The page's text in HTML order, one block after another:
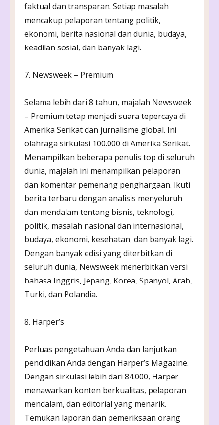
faktual dan transparan. Setiap masalah
mencakup pelaporan tentang politik,
ekonomi, berita nasional dan dunia, budaya,
keadilan sosial, dan banyak lagi.
7. Newsweek – Premium
Selama lebih dari 8 tahun, majalah Newsweek
– Premium tetap menjadi suara tepercaya di
Amerika Serikat dan jurnalisme global. Ini
olahraga sirkulasi 100.000 di Amerika Serikat.
Menampilkan beberapa penulis top di seluruh
dunia, majalah ini menampilkan pelaporan
dan komentar pemenang penghargaan. Ikuti
berita terbaru dengan analisis menyeluruh
dan mendalam tentang bisnis, teknologi,
politik, masalah nasional dan internasional,
budaya, ekonomi, kesehatan, dan banyak lagi.
Dengan banyak edisi yang diterbitkan di
seluruh dunia, Newsweek menerbitkan versi
bahasa Inggris, Jepang, Korea, Spanyol, Arab,
Turki, dan Polandia.
8. Harper’s
Perluas pengetahuan Anda dan lanjutkan
pendidikan Anda dengan Harper’s Magazine.
Dengan sirkulasi lebih dari 84.000, Harper
menawarkan konten berkualitas, pelaporan
mendalam, dan editorial yang menarik.
Temukan laporan dan pemeriksaan orang